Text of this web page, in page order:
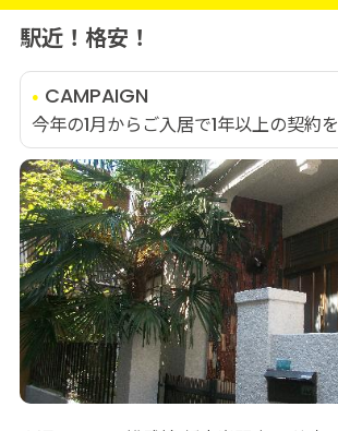
駅近！格安！
CAMPAIGN
今年の1月からご入居で1年以上の契約